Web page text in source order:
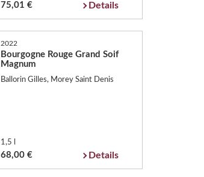
75,01 € Details
2022
Bourgogne Rouge Grand Soif
Magnum
Ballorin Gilles, Morey Saint Denis
1,5 l
68,00 € Details